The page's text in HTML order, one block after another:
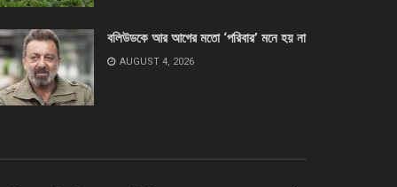
বলিউডকে আর আগের মতো ‘পরিবার’ মনে হয় না
AUGUST 4, 2026